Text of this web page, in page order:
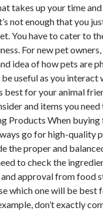
takes up your time
not enough that you
You have to cater to
For new pet
idea of how pets are
useful as you interact
best for your animal
and items you need
Products When
go for high-quality
the proper and
to check the
approval from food
which one will be best
don’t exactly